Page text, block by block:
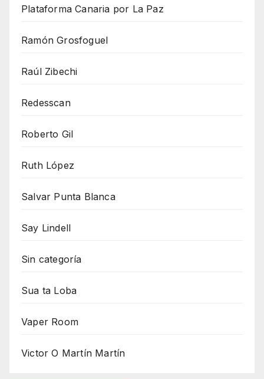
Plataforma Canaria por La Paz
Ramón Grosfoguel
Raúl Zibechi
Redesscan
Roberto Gil
Ruth López
Salvar Punta Blanca
Say Lindell
Sin categoría
Sua ta Loba
Vaper Room
Victor O Martín Martín